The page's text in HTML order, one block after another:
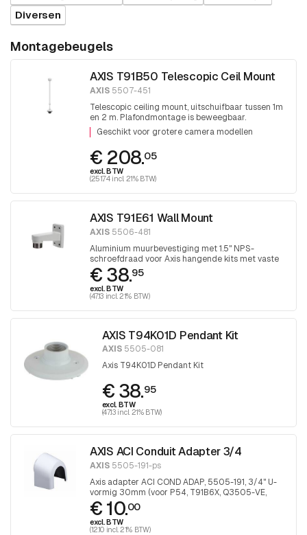
Diversen
Montagebeugels
AXIS T91B50 Telescopic Ceil Mount
AXIS 5507-451
Telescopic ceiling mount, uitschuifbaar tussen 1m
en 2 m. Plafondmontage is beweegbaar.
Eindschroefdraad 1,5 inch PT draad.
Geschikt voor grotere camera modellen
€ 208.05
excl. BTW
(251.74 incl. 21% BTW)
AXIS T91E61 Wall Mount
AXIS 5506-481
Aluminium muurbevestiging met 1.5" NPS-
schroefdraad voor Axis hangende kits met vaste
koepel.
€ 38.95
excl. BTW
(47.13 incl. 21% BTW)
AXIS T94K01D Pendant Kit
AXIS5505-081
Axis T94K01D Pendant Kit
€ 38.95
excl. BTW
(47.13 incl. 21% BTW)
AXIS ACI Conduit Adapter 3/4
AXIS 5505-191-ps
Axis adapter ACI COND ADAP, 5505-191, 3/4" U-
vormig 30mm (voor P54, T91B6X, Q3505-VE,
P32-VE), 1 stuk
€ 10.00
excl. BTW
(12.10 incl. 21% BTW)